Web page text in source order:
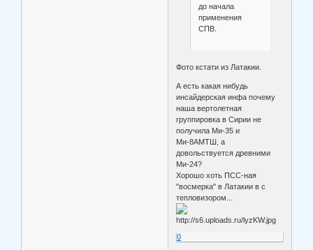
до начала
применения
СПВ.
Фото кстати из Латакии.
А есть какая нибудь
инсайдерская инфа почему
наша вертолетная
группировка в Сирии не
получила Ми-35 и
Ми-8АМТШ, а
довольствуется древними
Ми-24?
Хорошо хоть ПСС-ная
"восмерка" в Латакии в с
тепловизором...
0